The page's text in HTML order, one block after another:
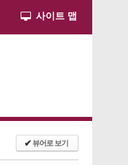
사이트 맵
✔뷰어로 보기